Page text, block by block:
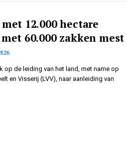
12.000 hectare
60.000 zakken mest
op de leiding van het land, met name op
en Visserij (LVV), naar aanleiding van